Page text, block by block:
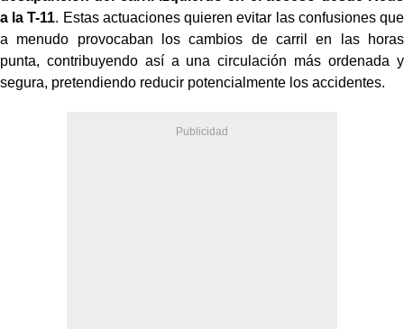
a la T-11. Estas actuaciones quieren evitar las confusiones que
a menudo provocaban los cambios de carril en las horas
punta, contribuyendo así a una circulación más ordenada y
segura, pretendiendo reducir potencialmente los accidentes.